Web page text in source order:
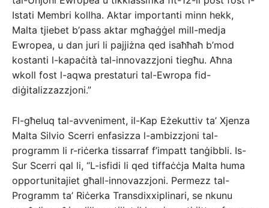
Istati Membri kollha. Aktar importanti minn hekk,
Malta tjiebet b’pass aktar mgħaġġel mill-medja
Ewropea, u dan juri li pajjiżna qed isaħħaħ b’mod
kostanti l-kapaċità tal-innovazzjoni tiegħu. Aħna
wkoll fost l-aqwa prestaturi tal-Ewropa fid-
diġitalizzazzjoni.”
Fl-għeluq tal-avveniment, il-Kap Eżekuttiv ta’ Xjenza
Malta Silvio Scerri enfasizza l-ambizzjoni tal-
programm li r-riċerka tissarraf f’impatt tanġibbli. Is-
Sur Scerri qal li, “L-isfidi li qed tiffaċċja Malta huma
opportunitajiet għall-innovazzjoni. Permezz tal-
Programm ta’ Riċerka Transdixxiplinari, se nkunu